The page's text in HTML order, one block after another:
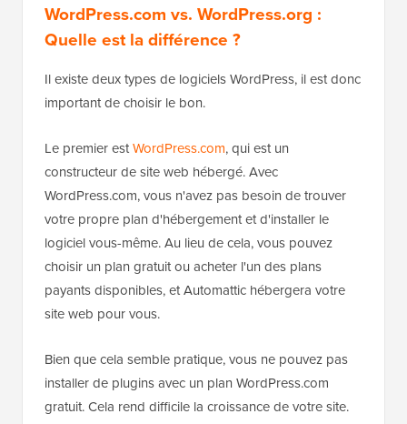
WordPress.com vs. WordPress.org :
Quelle est la différence ?
Il existe deux types de logiciels WordPress, il est donc
important de choisir le bon.
Le premier estWordPress.com, qui est un
constructeur de site web hébergé. Avec
WordPress.com, vous n'avez pas besoin de trouver
votre propre plan d'hébergement et d'installer le
logiciel vous-même. Au lieu de cela, vous pouvez
choisir un plan gratuit ou acheter l'un des plans
payants disponibles, et Automattic hébergera votre
site web pour vous.
Bien que cela semble pratique, vous ne pouvez pas
installer de plugins avec un plan WordPress.com
gratuit. Cela rend difficile la croissance de votre site.